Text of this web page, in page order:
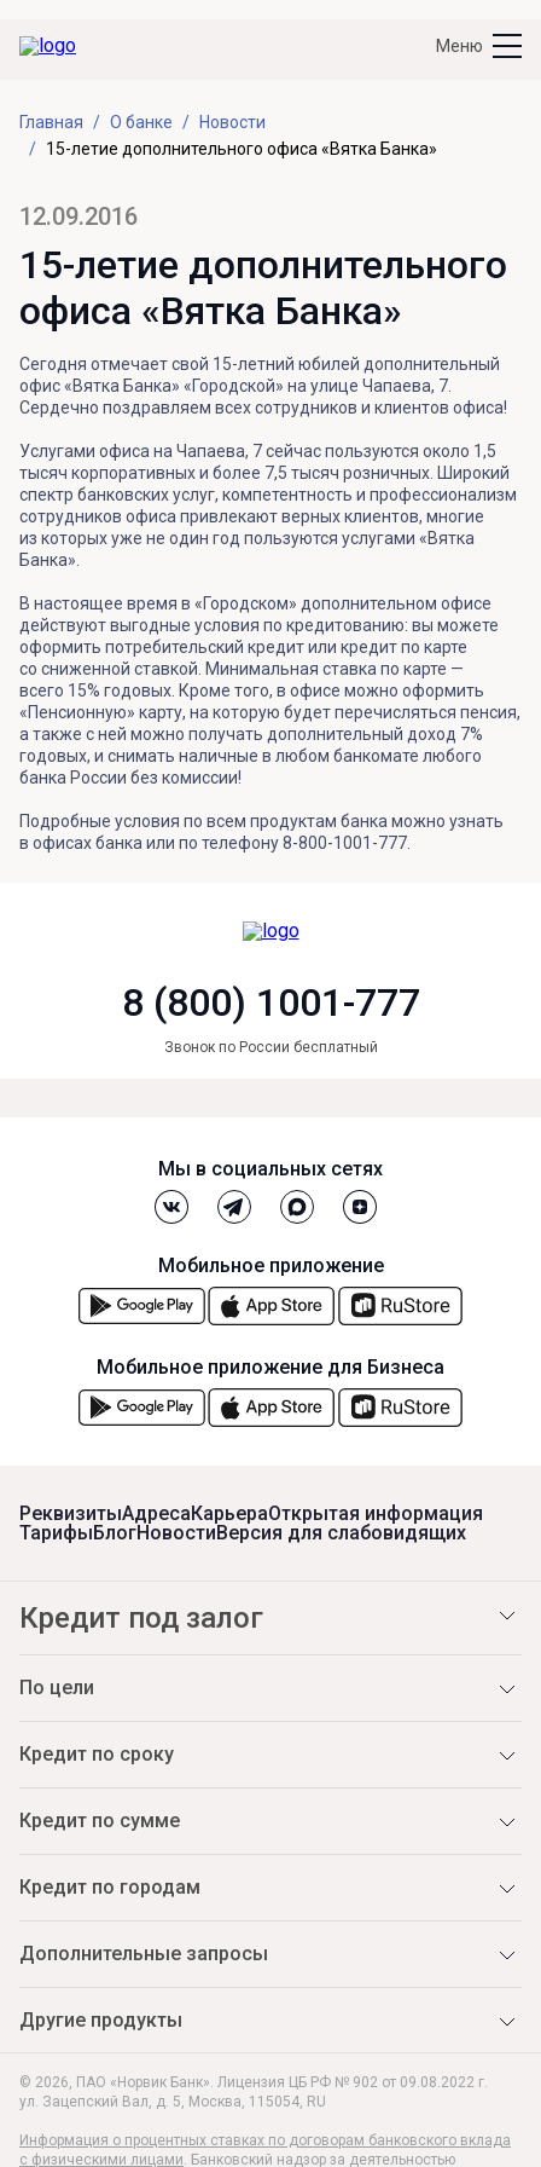
Меню
Главная О банке
Новости
15-летие дополнительного офиса «Вятка Банка»
12.09.2016
15-летие дополнительного
офиса «Вятка Банка»
Сегодня отмечает свой 15-летний юбилей дополнительный
офис «Вятка Банка» «Городской» на улице Чапаева, 7.
Сердечно поздравляем всех сотрудников и клиентов офиса!
Услугами офиса на Чапаева, 7 сейчас пользуются около 1,5
тысяч корпоративных и более 7,5 тысяч розничных. Широкий
спектр банковских услуг, компетентность и профессионализм
сотрудников офиса привлекают верных клиентов, многие
из которых уже не один год пользуются услугами «Вятка
Банка».
В настоящее время в «Городском» дополнительном офисе
действуют выгодные условия по кредитованию: вы можете
оформить потребительский кредит или кредит по карте
со сниженной ставкой. Минимальная ставка по карте —
всего 15% годовых. Кроме того, в офисе можно оформить
«Пенсионную» карту, на которую будет перечисляться пенсия,
а также с ней можно получать дополнительный доход 7%
годовых, и снимать наличные в любом банкомате любого
банка России без комиссии!
Подробные условия по всем продуктам банка можно узнать
в офисах банка или по телефону 8-800-1001-777.
8 (800) 1001-777
Звонок по России бесплатный
© 2026, ПАО «Норвик Банк». Лицензия ЦБ РФ № 902 от 09.08.2022 г.
ул. Зацепский Вал, д. 5, Москва, 115054, RU
Информация о процентных ставках по договорам банковского вклада
с физическими лицами. Банковский надзор за деятельностью
РеквизитыАдресаКарьераОткрытая информация
ТарифыБлогНовостиВерсия для слабовидящих
Кредит под залог
По цели
Кредит по сроку
Кредит по сумме
Кредит по городам
Дополнительные запросы
Другие продукты
Мы в социальных сетях
Мобильное приложение
Мобильное приложение для Бизнеса